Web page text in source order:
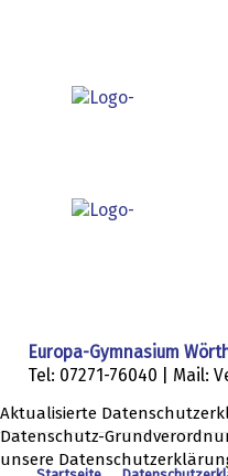
Europa-Gymnasium
Tel: 07271-76040 | Mail:
Aktualisierte
Datenschutz-
unsere